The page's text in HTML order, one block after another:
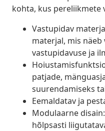
kohta, kus pereliikmete
Vastupidav
materjal, mis
vastupidavuse ja
patjade,
suurendamiseks
Eemaldatav ja
Modulaarne
hõlpsasti